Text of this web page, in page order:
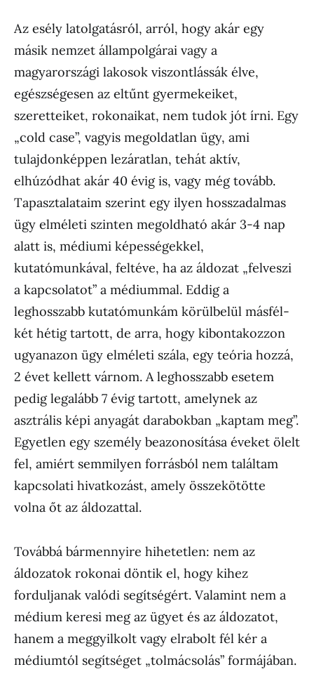
Az esély latolgatásról, arról, hogy akár egy
másik nemzet állampolgárai vagy a
magyarországi lakosok viszontlássák élve,
egészségesen az eltűnt gyermekeiket,
szeretteiket, rokonaikat, nem tudok jót írni. Egy
„cold case”, vagyis megoldatlan ügy, ami
tulajdonképpen lezáratlan, tehát aktív,
elhúzódhat akár 40 évig is, vagy még tovább.
Tapasztalataim szerint egy ilyen hosszadalmas
ügy elméleti szinten megoldható akár 3-4 nap
alatt is, médiumi képességekkel,
kutatómunkával, feltéve, ha az áldozat „felveszi
a kapcsolatot” a médiummal. Eddig a
leghosszabb kutatómunkám körülbelül másfél-
két hétig tartott, de arra, hogy kibontakozzon
ugyanazon ügy elméleti szála, egy teória hozzá,
2 évet kellett várnom. A leghosszabb esetem
pedig legalább 7 évig tartott, amelynek az
asztrális képi anyagát darabokban „kaptam meg”.
Egyetlen egy személy beazonosítása éveket ölelt
fel, amiért semmilyen forrásból nem találtam
kapcsolati hivatkozást, amely összekötötte
volna őt az áldozattal.
Továbbá bármennyire hihetetlen: nem az
áldozatok rokonai döntik el, hogy kihez
forduljanak valódi segítségért. Valamint nem a
médium keresi meg az ügyet és az áldozatot,
hanem a meggyilkolt vagy elrabolt fél kér a
médiumtól segítséget „tolmácsolás” formájában.